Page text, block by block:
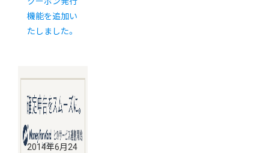
機能を追加い
たしました。
2014年6月24